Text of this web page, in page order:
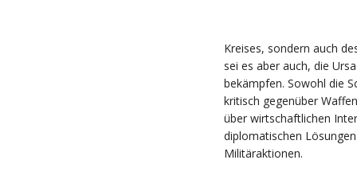
Kreises, sondern auch
sei es aber auch, die
bekämpfen. Sowohl die
kritisch gegenüber
über wirtschaftlichen
diplomatischen
Militäraktionen.